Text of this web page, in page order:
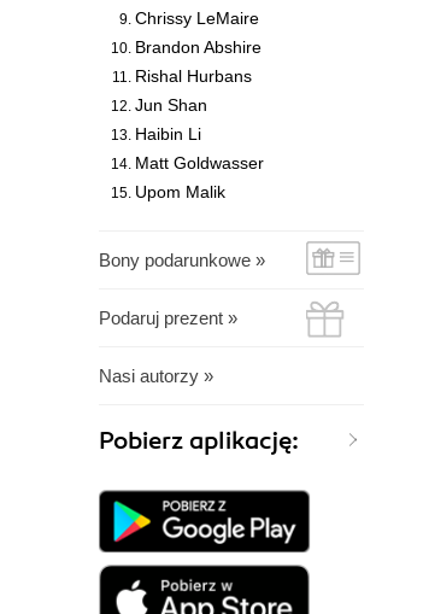
Chrissy LeMaire
Brandon Abshire
Rishal Hurbans
Jun Shan
Haibin Li
Matt Goldwasser
Upom Malik
Bony podarunkowe »
Podaruj prezent »
Nasi autorzy »
Pobierz aplikację: